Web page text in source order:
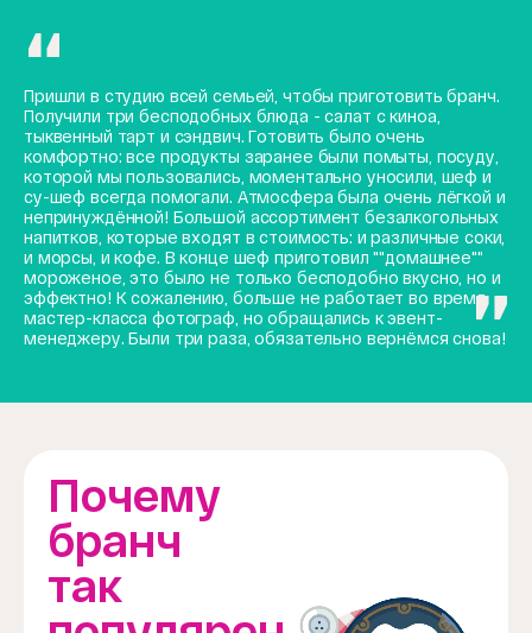
Пришли в студию всей семьей, чтобы приготовить бранч.
Получили три бесподобных блюда - салат с киноа,
тыквенный тарт и сэндвич. Готовить было очень
комфортно: все продукты заранее были помыты, посуду,
которой мы пользовались, моментально уносили, шеф и
су-шеф всегда помогали. Атмосфера была очень лёгкой и
непринуждённой! Большой ассортимент безалкогольных
напитков, которые входят в стоимость: и различные соки,
и морсы, и кофе. В конце шеф приготовил ""домашнее""
мороженое, это было не только бесподобно вкусно, но и
эффектно! К сожалению, больше не работает во время
мастер-класса фотограф, но обращались к эвент-
менеджеру. Были три раза, обязательно вернёмся снова!
Почему
бранч
так